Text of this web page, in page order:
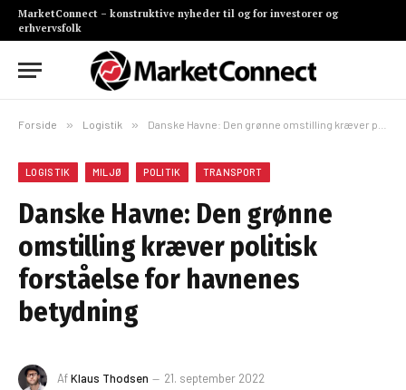
MarketConnect – konstruktive nyheder til og for investorer og
erhvervsfolk
Forside » Logistik » Danske Havne: Den grønne omstilling kræver politisk forståelse for havnenes betydning
LOGISTIK MILJØ POLITIK TRANSPORT
Danske Havne: Den grønne
omstilling kræver politisk
forståelse for havnenes
betydning
AfKlaus Thodsen 21. september 2022